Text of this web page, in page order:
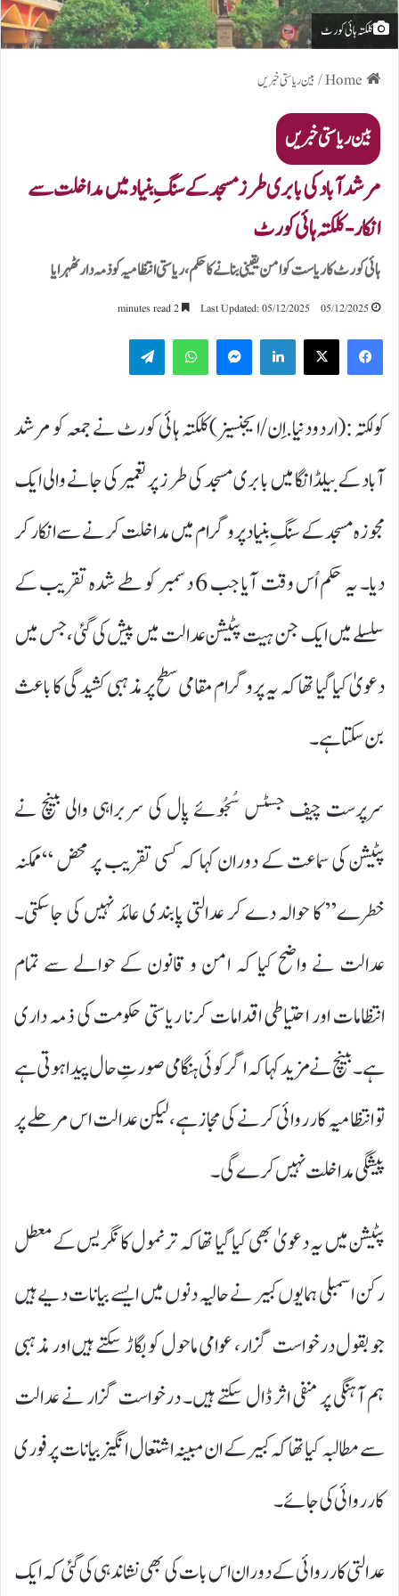
کلکتہ ہائی کورٹ
/بین ریاستی خبریں
بین ریاستی خبریں
مرشد آباد کی بابری طرز مسجد کے سنگِ بنیاد میں مداخلت سے
انکار-کلکتہ ہائی کورٹ
ہائی کورٹ کا ریاست کو امن یقینی بنانے کا حکم،ریاستی انتظامیہ کو ذمہ دار ٹھہرایا
05/12/2025
Last Updated: 05/12/2025
LinkedIn
WhatsApp
کولکتہ :(اردودنیا.اِن/ایجنسیز)کلکتہ ہائی کورٹ نے جمعہ کو مرشد
آباد کے بیلڈانگا میں بابری مسجد کی طرز پر تعمیر کی جانے والی ایک
مجوزہ مسجد کے سنگِ بنیاد پروگرام میں مداخلت کرنے سے انکار کر
دیا۔ یہ حکم اُس وقت آیا جب 6 دسمبر کو طے شدہ تقریب کے
سلسلے میں ایک جن ہیت پٹیشن عدالت میں پیش کی گئی، جس میں
دعویٰ کیا گیا تھا کہ یہ پروگرام مقامی سطح پر مذہبی کشیدگی کا باعث
بن سکتا ہے۔
سرپرست چیف جسٹس سُجُوئے پال کی سربراہی والی بینچ نے
پٹیشن کی سماعت کے دوران کہا کہ کسی تقریب پر محض “ممکنہ
خطرے” کا حوالہ دے کر عدالتی پابندی عائد نہیں کی جا سکتی۔
عدالت نے واضح کیا کہ امن و قانون کے حوالے سے تمام
انتظامات اور احتیاطی اقدامات کرنا ریاستی حکومت کی ذمہ داری
ہے۔ بینچ نے مزید کہا کہ اگر کوئی ہنگامی صورتِ حال پیدا ہوتی ہے
تو انتظامیہ کارروائی کرنے کی مجاز ہے، لیکن عدالت اس مرحلے پر
پیشگی مداخلت نہیں کرے گی۔
پٹیشن میں یہ دعویٰ بھی کیا گیا تھا کہ ترنمول کانگریس کے معطل
رکن اسمبلی ہمایوں کبیر نے حالیہ دنوں میں ایسے بیانات دیے ہیں
جو بقول درخواست گزار، عوامی ماحول کو بگاڑ سکتے ہیں اور مذہبی
ہم آہنگی پر منفی اثر ڈال سکتے ہیں۔ درخواست گزار نے عدالت
سے مطالبہ کیا تھا کہ کبیر کے ان مبینہ اشتعال انگیز بیانات پر فوری
کارروائی کی جائے۔
عدالتی کارروائی کے دوران اس بات کی بھی نشاندہی کی گئی کہ ایک